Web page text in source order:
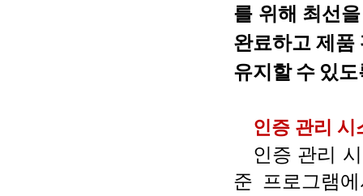
를 위해 최선을
완료하고 제품
유지할 수 있도
인증 관리 시
인증 관리
준 프로그램